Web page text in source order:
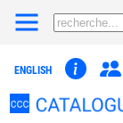
ENGLISH